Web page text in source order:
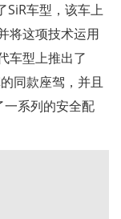
SiR车型，该车上
将这项技术运用
车型上推出了
同款座驾，并且
系列的安全配